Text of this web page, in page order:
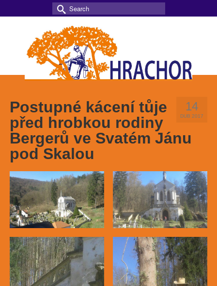
Search
for:
14
DUB 2017
Postupné kácení tůje
před hrobkou rodiny
Bergerů ve Svatém Jánu
pod Skalou